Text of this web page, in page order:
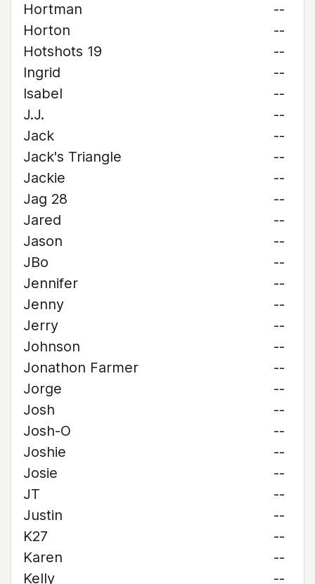
Hortman
--
Horton
--
Hotshots 19
--
Ingrid
--
Isabel
--
J.J.
--
Jack
--
Jack's Triangle
--
Jackie
--
Jag 28
--
Jared
--
Jason
--
JBo
--
Jennifer
--
Jenny
--
Jerry
--
Johnson
--
Jonathon Farmer
--
Jorge
--
Josh
--
Josh-O
--
Joshie
--
Josie
--
JT
--
Justin
--
K27
--
Karen
--
Kelly
--